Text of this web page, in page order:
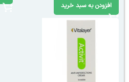
افزودن به سبد خرید